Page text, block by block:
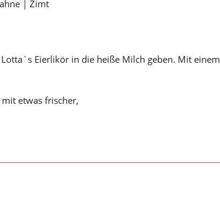
| Zimt
Eierlikör in die heiße Milch geben. Mit einem
etwas frischer,